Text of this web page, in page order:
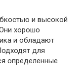
и высокой
хорошо
и обладают
для
определенные